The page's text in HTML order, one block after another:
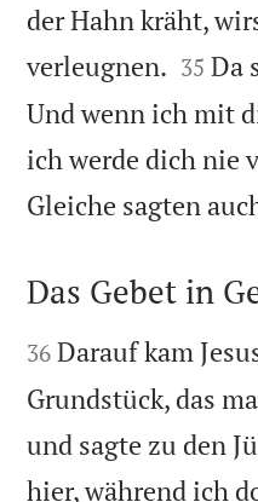
der Hahn kräht,
verleugnen. 

35 Da
Und wenn ich mit
ich werde dich nie
Gleiche sagten

Das Gebet in

36 Darauf kam
Grundstück, das
und sagte zu den
hier, während ich